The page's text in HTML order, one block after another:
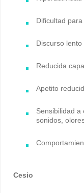
Dificultad
Discurso lento
Reducida
Apetito
Sensibilidad a
sonidos,
Cesio